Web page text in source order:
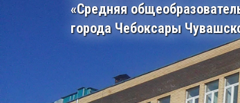
«Средняя
города Чебоксары